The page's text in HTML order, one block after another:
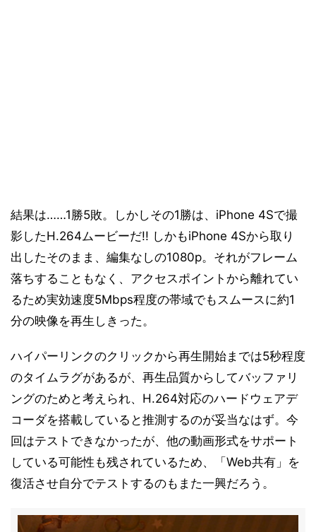
結果は……1勝5敗。しかしその1勝は、iPhone 4Sで撮
影したH.264ムービーだ!! しかもiPhone 4Sから取り
出したそのまま、編集なしの1080p。それがフレーム
落ちすることもなく、アクセスポイントから離れてい
るため実効速度5Mbps程度の帯域でもスムースに約1
分の映像を再生しきった。
ハイパーリンクのクリックから再生開始までは5秒程度
のタイムラグがあるが、再生品質からしてバッファリ
ングのためと考えられ、H.264対応のハードウェアデ
コーダを搭載していると推測するのが妥当なはず。今
回はテストできなかったが、他の動画形式をサポート
している可能性も残されているため、「Web共有」を
復活させ自分でテストするのもまた一興だろう。